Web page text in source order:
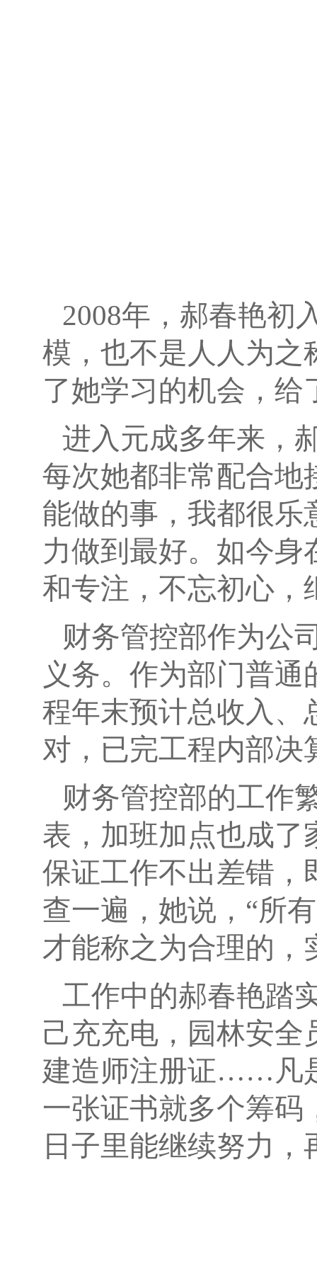
2008年，郝春艳初
模，也不是人人为之
了她学习的机会，
进入元成多年来，
每次她都非常配合地
能做的事，我都很乐
力做到最好。如今
和专注，不忘初心，
财务管控部作为公
义务。作为部门普
程年末预计总收入、
对，已完工程内部决
财务管控部的工作
表，加班加点也成了
保证工作不出差错，
查一遍，她说，“所
才能称之为合理的，
工作中的郝春艳踏
己充充电，园林安全
建造师注册证……凡
一张证书就多个筹码
日子里能继续努力